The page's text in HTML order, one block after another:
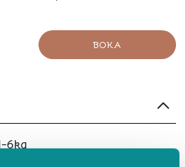
BOKA
6kg